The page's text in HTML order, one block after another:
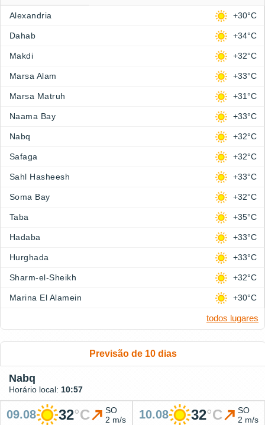
Alexandria +30°C
Dahab +34°C
Makdi +32°C
Marsa Alam +33°C
Marsa Matruh +31°C
Naama Bay +33°C
Nabq +32°C
Safaga +32°C
Sahl Hasheesh +33°C
Soma Bay +32°C
Taba +35°C
Hadaba +33°C
Hurghada +33°C
Sharm-el-Sheikh +32°C
Marina El Alamein +30°C
todos lugares
Previsão de 10 dias
Nabq
Horário local: 10:57
09.08 32°C
SO
2 m/s
10.08 32°C
SO
2 m/s